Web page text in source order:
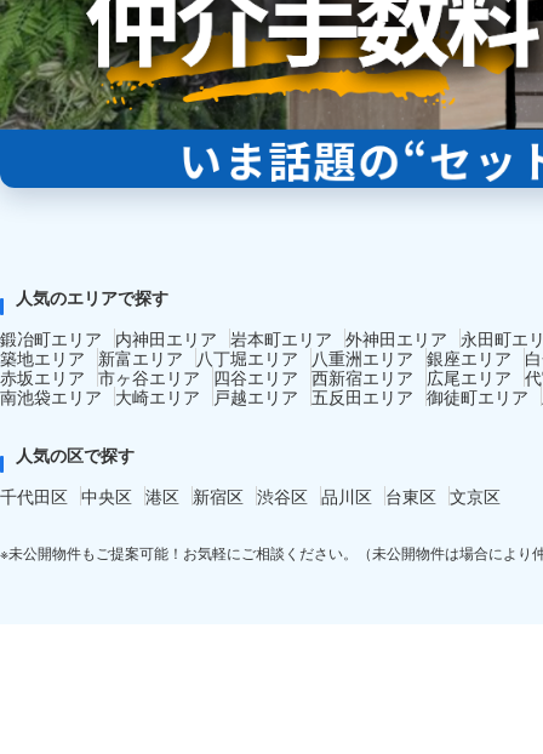
人気のエリアで探す
鍛冶町エリア
内神田エリア 岩本町エリア 外神田エリア
永田町エ
築地エリア
新富エリア 八丁堀エリア 八重洲エリア 銀座エリア
赤坂エリア 市ヶ谷エリア 四谷エリア 西新宿エリア 広尾エリア
南池袋エリア
大崎エリア 戸越エリア 五反田エリア 御徒町エリア
人気の区で探す
千代田区 中央区 港区 新宿区 渋谷区 品川区 台東区 文京区
※未公開物件もご提案可能！お気軽にご相談ください。（未公開物件は場合により